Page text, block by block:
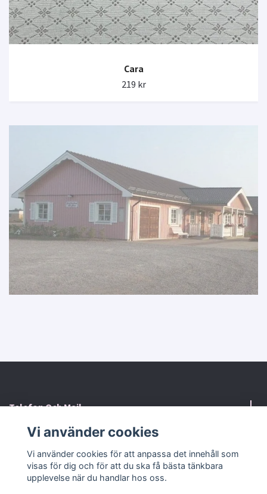
Cara
219 kr
Telefon Och Mail
Kontaktformulär
Sociala medier
Vi använder cookies
Vi använder cookies för att anpassa det innehåll som
visas för dig och för att du ska få bästa tänkbara
upplevelse när du handlar hos oss.